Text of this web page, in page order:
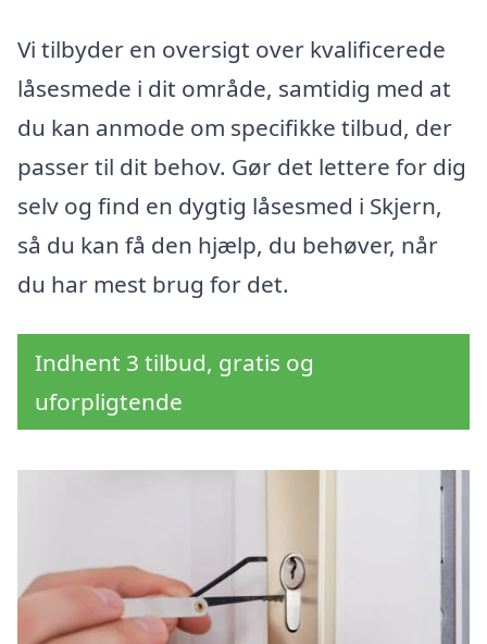
Vi tilbyder en oversigt over kvalificerede
låsesmede i dit område, samtidig med at
du kan anmode om specifikke tilbud, der
passer til dit behov. Gør det lettere for dig
selv og find en dygtig låsesmed i Skjern,
så du kan få den hjælp, du behøver, når
du har mest brug for det.
Indhent 3 tilbud, gratis og
uforpligtende